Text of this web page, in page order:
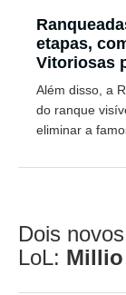
etapas,
Vitoriosas
Além disso, a
do ranque
eliminar a
Dois
LoL: Millio